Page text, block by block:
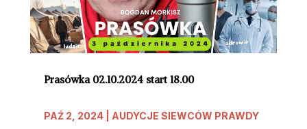
Prasówka 02.10.2024 start 18.00
PAŹ 2, 2024| AUDYCJE SIEWCÓW PRAWDY